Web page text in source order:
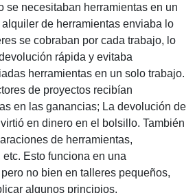
se necesitaban herramientas en un
de herramientas enviaba lo
se cobraban por cada trabajo, lo
rápida y evitaba
herramientas en un solo trabajo.
de proyectos recibían
en las ganancias; La devolución de
en dinero en el bolsillo. También
de herramientas,
Esto funciona en una
no bien en talleres pequeños,
algunos principios.